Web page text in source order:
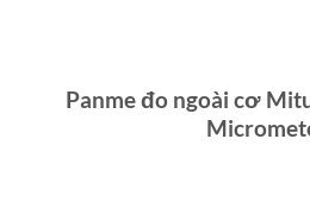
Panme đo ngoài cơ